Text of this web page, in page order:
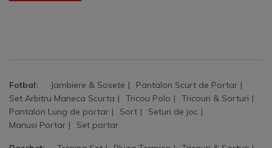
Fotbal: Jambiere & Sosete
Pantalon Scurt de Portar
Set Arbitru Maneca Scurta
Tricou Polo
Tricouri & Sorturi
Pantalon Lung de portar
Sort
Seturi de joc
Manusi Portar
Set portar